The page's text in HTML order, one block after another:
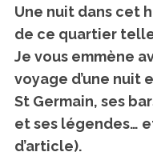
Une nuit dans cet
de ce quartier
Je vous emmène
voyage d’une nuit
St Germain, ses
et ses légendes…
d’article).